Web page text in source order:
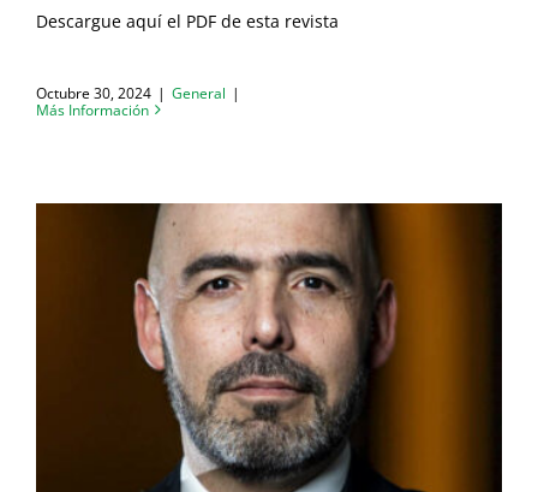
Descargue aquí el PDF de esta revista
Octubre 30, 2024 | General |
Más Información